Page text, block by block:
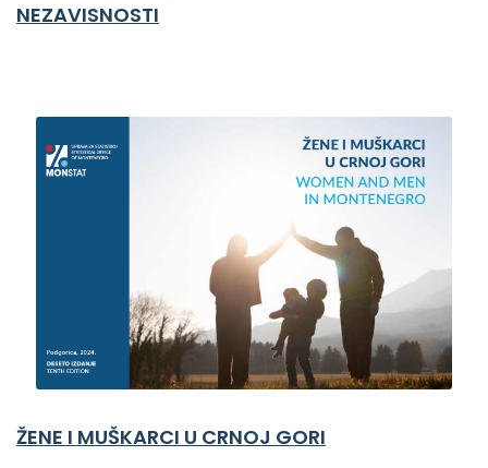
NEZAVISNOSTI
ŽENE I MUŠKARCI U CRNOJ GORI